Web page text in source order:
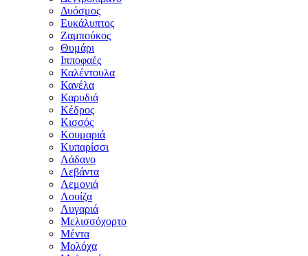
Δυόσμος
Ευκάλυπτος
Ζαμπούκος
Θυμάρι
Ιπποφαές
Καλέντουλα
Κανέλα
Καρυδιά
Κέδρος
Κισσός
Κουμαριά
Κυπαρίσσι
Λάδανο
Λεβάντα
Λεμονιά
Λουίζα
Λυγαριά
Μελισσόχορτο
Μέντα
Μολόχα